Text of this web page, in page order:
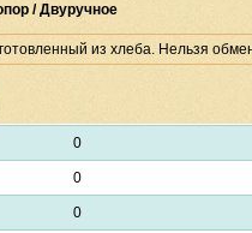
/ Двуручное
из хлеба. Нельзя
0
0
0